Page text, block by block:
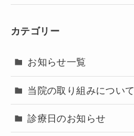
カテゴリー
お知らせ一覧
当院の取り組みについて
診療日のお知らせ